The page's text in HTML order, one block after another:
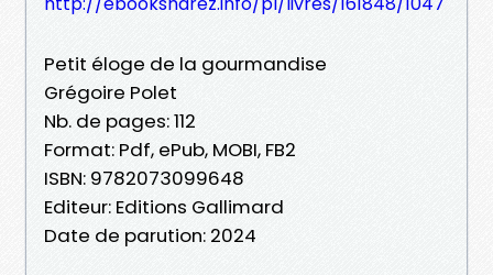
Petit éloge de la gourmandise
Grégoire Polet
Nb. de pages: 112
Format: Pdf, ePub, MOBI, FB2
ISBN: 9782073099648
Editeur: Editions Gallimard
Date de parution: 2024